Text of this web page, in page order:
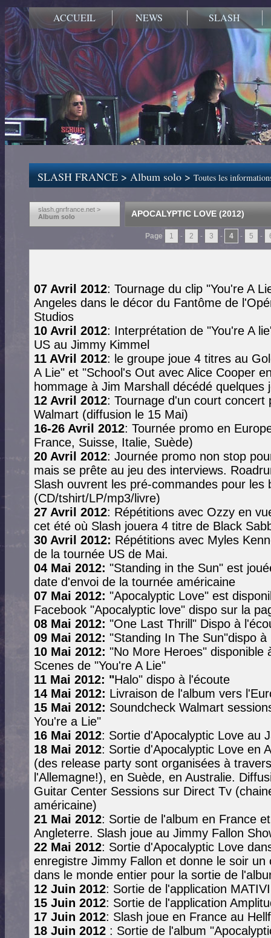
ACCUEIL NEWS SLASH
SLASH FRANCE>Album solo>Toutes les
slash.gnrfrance.net >
Album solo
APOCALYPTIC LOVE (2012)
Page 1 - 2 - 3 - 4 - 5 -
07 Avril 2012: Tournage du clip "You're A
Angeles dans le décor du Fantôme de
Studios
10 Avril 2012: Interprétation de "You're A
US au Jimmy Kimmel
11 AVril 2012: le groupe joue 4 titres au
A Lie" et "School's Out avec Alice Cooper
hommage à Jim Marshall décédé quelques
12 Avril 2012: Tournage d'un court concert
Walmart (diffusion le 15 Mai)
16-26 Avril 2012: Tournée promo en
France, Suisse, Italie, Suède)
20 Avril 2012: Journée promo non stop
mais se prête au jeu des interviews.
Slash ouvrent les pré-commandes pour les
(CD/tshirt/LP/mp3/livre)
27 Avril 2012: Répétitions avec Ozzy en
cet été où Slash jouera 4 titre de Black
30 Avril 2012: Répétitions avec Myles
de la tournée US de Mai.
04 Mai 2012: "Standing in the Sun" est
date d'envoi de la tournée américaine
07 Mai 2012: "Apocalyptic Love" est
Facebook "Apocalyptic love" dispo sur la
08 Mai 2012: "One Last Thrill" Dispo à
09 Mai 2012: "Standing In The Sun"dispo à
10 Mai 2012: "No More Heroes" disponible
Scenes de "You're A Lie"
11 Mai 2012: "Halo" dispo à l'écoute
14 Mai 2012: Livraison de l'album vers
15 Mai 2012: Soundcheck Walmart
You're a Lie"
16 Mai 2012: Sortie d'Apocalyptic Love au
18 Mai 2012: Sortie d'Apocalyptic Love en
(des release party sont organisées à
l'Allemagne!), en Suède, en Australie.
Guitar Center Sessions sur Direct Tv
américaine)
21 Mai 2012: Sortie de l'album en France
Angleterre. Slash joue au Jimmy Fallon
22 Mai 2012: Sortie d'Apocalyptic Love
enregistre Jimmy Fallon et donne le soir
dans le monde entier pour la sortie de
12 Juin 2012: Sortie de l'application
15 Juin 2012: Sortie de l'application
17 Juin 2012: Slash joue en France au
18 Juin 2012 : Sortie de l'album